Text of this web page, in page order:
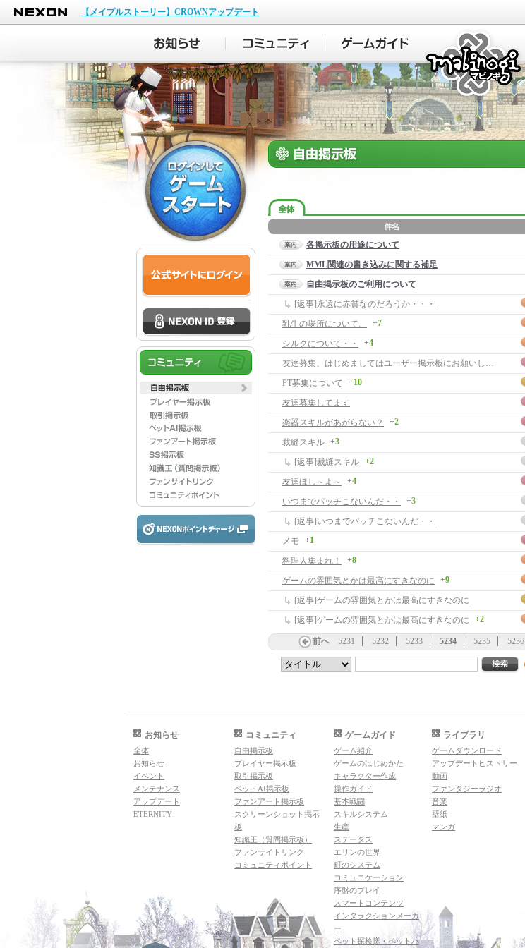
NEXON
【メイプルストーリー】CROWNアップデート
各掲示板の用途について
MML関連の書き込みに関する補足
自由掲示板のご利用について
[返事]永遠に赤貧なのだろうか・・・
乳牛の場所について。
+7
シルクについて・・
+4
友達募集、はじめましてはユーザー掲示板にお願いします。
PT募集について
+10
友達募集してます
楽器スキルがあがらない？
+2
裁縫スキル +3
[返事]裁縫スキル +2
友達ほし～よ～
+4
いつまでパッチこないんだ・・
+3
[返事]いつまでパッチこないんだ・・
メモ
+1
料理人集まれ！
+8
ゲームの雰囲気とかは最高にすきなのに
+9
[返事]ゲームの雰囲気とかは最高にすきなのに
[返事]ゲームの雰囲気とかは最高にすきなのに
+2
前へ 5231 5232 5233 5234 5235 5236
お知らせ
全体
お知らせ
イベント
メンテナンス
アップデート
ETERNITY
コミュニティ
自由掲示板
プレイヤー掲示板
取引掲示板
ペットAI掲示板
ファンアート掲示板
スクリーンショット掲示
板
知識王（質問掲示板）
ファンサイトリンク
コミュニティポイント
ゲームガイド
ゲーム紹介
ゲームのはじめかた
キャラクター作成
操作ガイド
基本戦闘
スキルシステム
生産
ステータス
エリンの世界
町のシステム
コミュニケーション
序盤のプレイ
スマートコンテンツ
インタラクションメーカ
ー
ペット探検隊・ペットハ
ライブラリ
ゲームダウンロード
アップデートヒストリー
動画
ファンタジーラジオ
音楽
壁紙
マンガ